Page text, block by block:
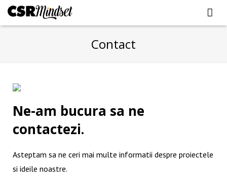
FANMOVIE
FANSPORT
FANECO
FANCSR
Contact
Ne-am bucura sa ne
contactezi.
Asteptam sa ne ceri mai multe informatii despre proiectele
si ideile noastre.